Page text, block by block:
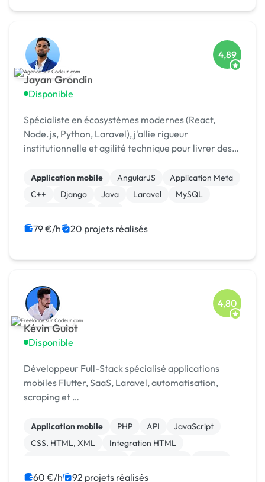
Jayan Grondin
Disponible
4,89
Spécialiste en écosystèmes modernes (React,
Node.js, Python, Laravel), j'allie rigueur
institutionnelle et agilité technique pour livrer des
Application mobile AngularJS
Application Meta
C++
Django Java Laravel
MySQL
79 €/h 20 projets réalisés
Kévin Guiot
Disponible
4,80
Développeur Full-Stack spécialisé applications
mobiles Flutter, SaaS, Laravel, automatisation,
scraping et …
Application mobile PHP API
JavaScript
CSS, HTML, XML
Integration HTML
iOS
60 €/h 92 projets réalisés